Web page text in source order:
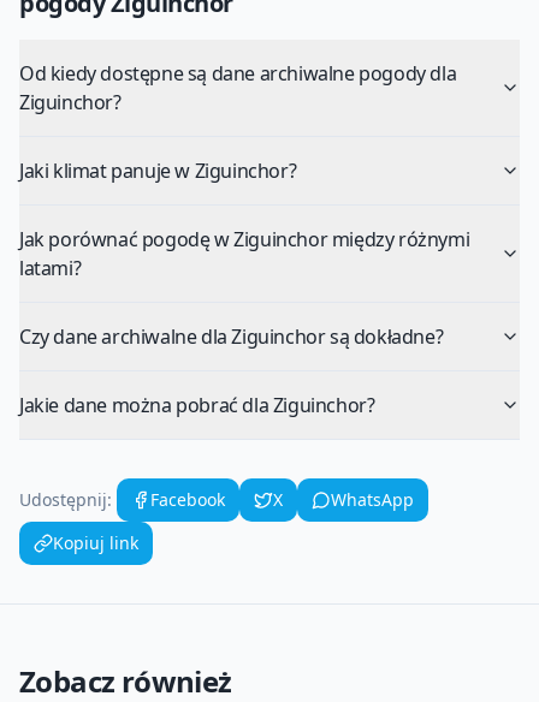
Od kiedy dostępne są dane archiwalne pogody dla
Ziguinchor?
Jaki klimat panuje w Ziguinchor?
Jak porównać pogodę w Ziguinchor między różnymi
latami?
Czy dane archiwalne dla Ziguinchor są dokładne?
Jakie dane można pobrać dla Ziguinchor?
Udostępnij: Facebook X
WhatsApp
Kopiuj link
Zobacz również